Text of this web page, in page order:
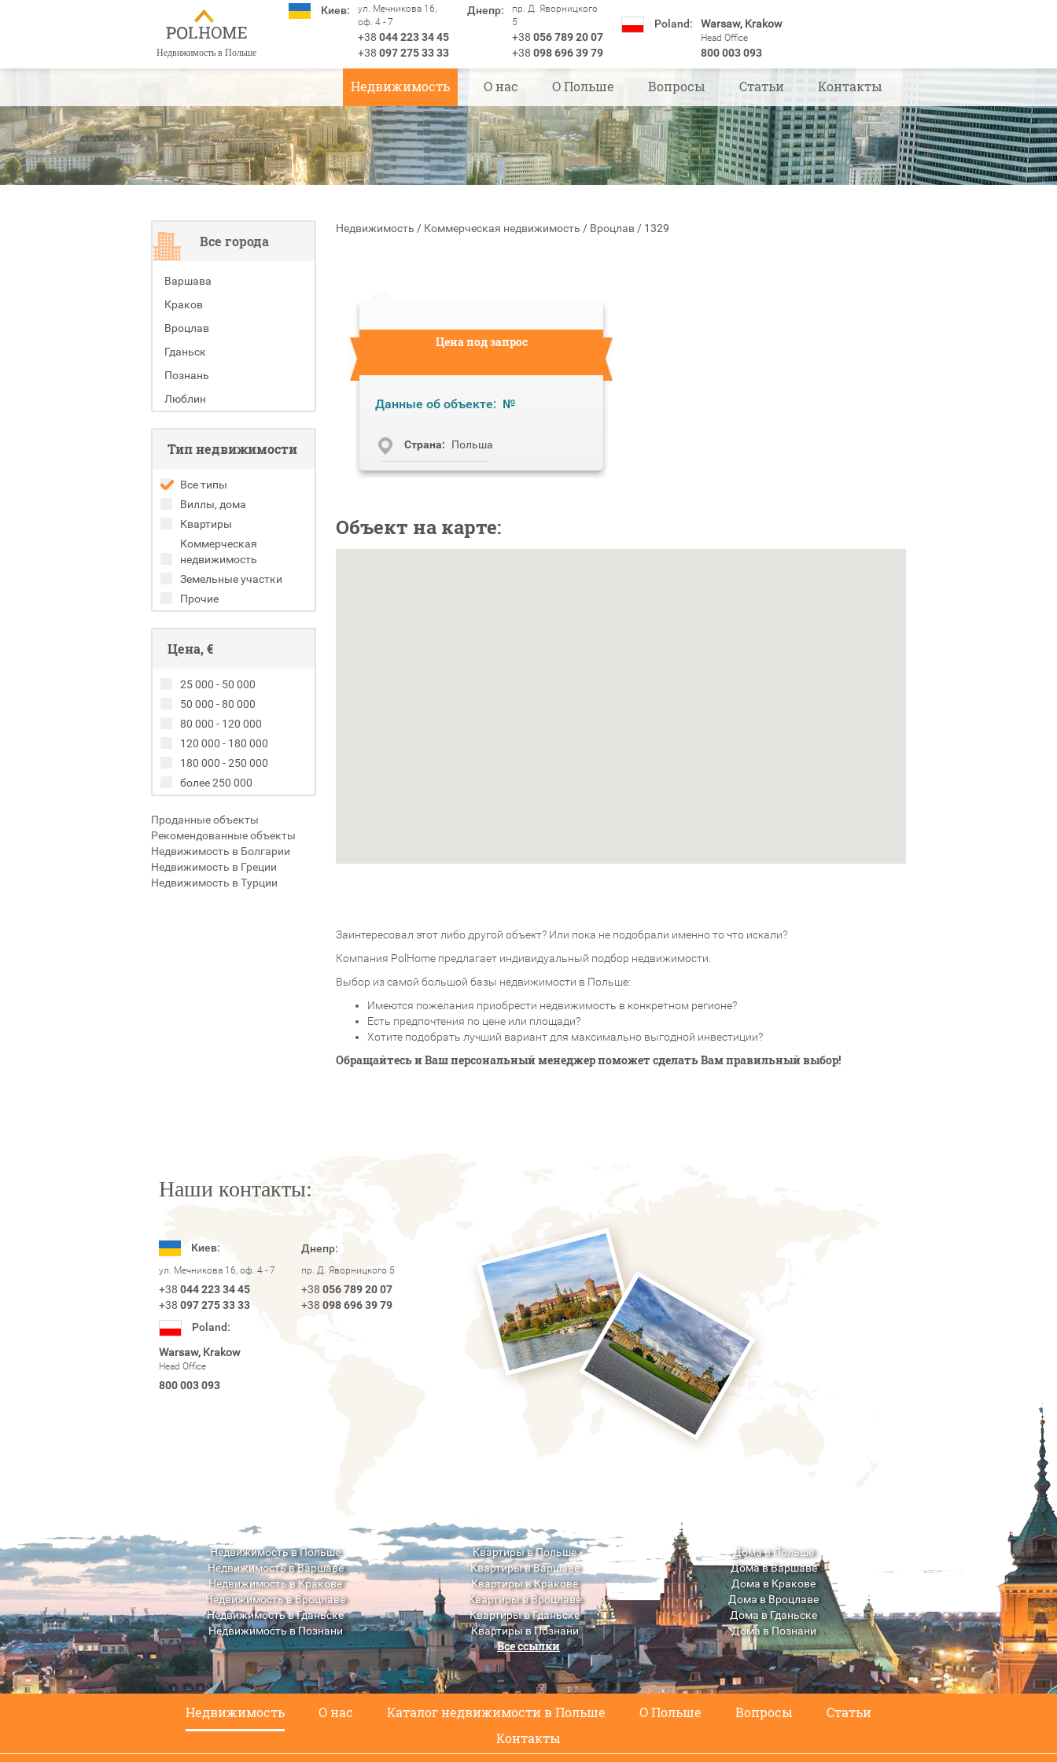
Недвижимость в Польше
Киев:
ул. Мечникова 16,
оф. 4 - 7
+38 044 223 34 45
+38 097 275 33 33
Днепр:
пр. Д. Яворницкого
5
+38 056 789 20 07
+38 098 696 39 79
Poland: Warsaw, Krakow
Head Office
800 003 093
Недвижимость О нас О Польше Вопросы Статьи Контакты
Все города
Варшава
Краков
Вроцлав
Гданьск
Познань
Люблин
Тип недвижимости
Все типы
Виллы, дома
Квартиры
Коммерческая
недвижимость
Земельные участки
Прочие
Цена, €
25 000 - 50 000
50 000 - 80 000
80 000 - 120 000
120 000 - 180 000
180 000 - 250 000
более 250 000
Проданные объекты
Рекомендованные объекты
Недвижимость в Болгарии
Недвижимость в Греции
Недвижимость в Турции
Недвижимость / Коммерческая недвижимость / Вроцлав / 1329
Цена под запрос
Данные об объекте: №
Cтрана: Польша
Объект на карте:
Заинтересовал этот либо другой объект? Или пока не подобрали именно то что искали?
Компания PolHome предлагает индивидуальный подбор недвижимости.
Выбор из самой большой базы недвижимости в Польше:
Имеются пожелания приобрести недвижимость в конкретном регионе?
Есть предпочтения по цене или площади?
Хотите подобрать лучший вариант для максимально выгодной инвестиции?
Обращайтесь и Ваш персональный менеджер поможет сделать Вам правильный выбор!
Наши контакты:
Киев:
ул. Мечникова 16, оф. 4 - 7
+38 044 223 34 45
+38 097 275 33 33
Днепр:
пр. Д. Яворницкого 5
+38 056 789 20 07
+38 098 696 39 79
Poland:
Warsaw, Krakow
Head Office
800 003 093
Недвижимость в Польше
Недвижимость в Варшаве
Недвижимость в Кракове
Недвижимость в Вроцлаве
Недвижимость в Гданьске
Недвижимость в Познани
Недвижимость в Люблине
Квартиры в Польше
Квартиры в Варшаве
Квартиры в Кракове
Квартиры в Вроцлаве
Квартиры в Гданьске
Квартиры в Познани
Квартиры в Люблине
Дома в Польше
Дома в Варшаве
Дома в Кракове
Дома в Вроцлаве
Дома в Гданьске
Дома в Познани
Дома в Люблине
Все ссылки
Недвижимость О нас Каталог недвижимости в Польше О Польше Вопросы
Статьи
Контакты